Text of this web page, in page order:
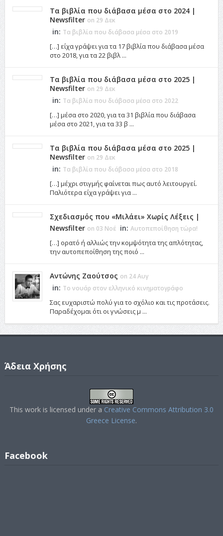
Τα βιβλία που διάβασα μέσα στο 2024 |
Newsfilter on 29 Δεκ
in: Τα βιβλία που διάβασα μέσα στο 2019
[…] είχα γράψει για τα 17 βιβλία που διάβασα μέσα
στο 2018, για τα 22 βιβλ ...
Τα βιβλία που διάβασα μέσα στο 2025 |
Newsfilter on 29 Δεκ
in: Τα βιβλία που διάβασα μέσα στο 2022
[…] μέσα στο 2020, για τα 31 βιβλία που διάβασα
μέσα στο 2021, για τα 33 β ...
Τα βιβλία που διάβασα μέσα στο 2025 |
Newsfilter on 29 Δεκ
in: Τα βιβλία που διάβασα μέσα στο 2018
[…] μέχρι στιγμής φαίνεται πως αυτό λειτουργεί.
Παλιότερα είχα γράψει για ...
Σχεδιασμός που «Μιλάει» Χωρίς Λέξεις |
Newsfilter on 03 Νοέ in: Αυτοπεποίθηση τώρα!
[…] ορατό ή αλλιώς την κομψότητα της απλότητας,
την αυτοπεποίθηση της ποιό ...
Αντώνης Ζαούτσος on 24 Αυγ
in: Το νουάρ στον ελληνικό κινηματογράφο
Σας ευχαριστώ πολύ για το σχόλιο και τις προτάσεις.
Παραδέχομαι ότι οι γνώσεις μ ...
Άδεια Χρήσης
This work is licensed under a Creative Commons Attribution 3.0
Greece License.
Facebook